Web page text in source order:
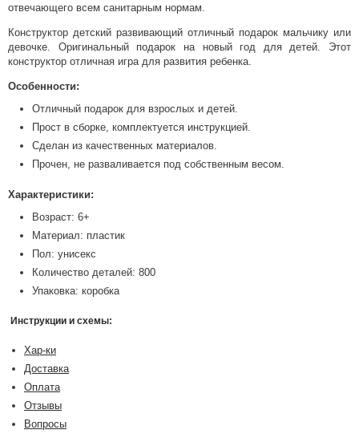
отвечающего всем санитарным нормам.
Конструктор детский развивающий отличный подарок мальчику или
девочке. Оригинальный подарок на новый год для детей. Этот
конструктор отличная игра для развития ребенка.
Особенности:
Отличный подарок для взрослых и детей.
Прост в сборке, комплектуется инструкцией.
Сделан из качественных материалов.
Прочен, не разваливается под собственным весом.
Характеристики:
Возраст: 6+
Материал: пластик
Пол: унисекс
Количество деталей: 800
Упаковка: коробка
Инструкции и схемы:
Хар-ки
Доставка
Оплата
Отзывы
Вопросы